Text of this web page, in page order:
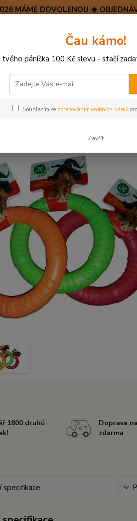
MÁME DOVOLENOU ☀️
Hledat
1800 druhů
Doprava
zdarma
Čau kámo!
páníčka 100 Kč slevu - stačí
Souhlasím se zpracováním osobních údajů
Zavřít